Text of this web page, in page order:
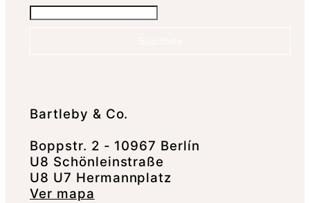
Bartleby & Co.
Boppstr. 2 - 10967 Berlín
U8 Schönleinstraße
U8 U7 Hermannplatz
Ver mapa